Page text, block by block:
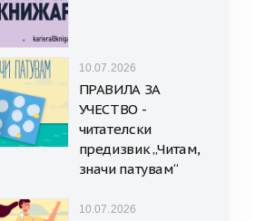
10.07.2026
ПРАВИЛА ЗА
УЧЕСТВО -
читателски
предизвик „Читам,
значи патувам“
10.07.2026